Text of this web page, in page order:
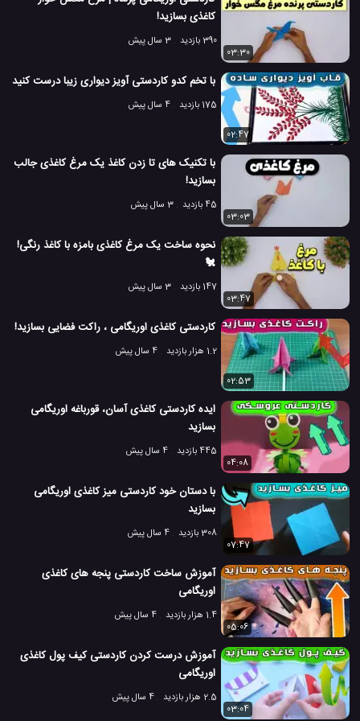
کاغذی بسازید!
390 بازدید
3 سال پیش
03:30
با تخم کدو کاردستی آویز دیواری زیبا درست کنید
175 بازدید 4 سال پیش
02:47
با تکنیک های تا زدن کاغذ یک مرغ کاغذی جالب
بسازید!
45 بازدید
3 سال پیش
03:03
نحوه ساخت یک مرغ کاغذی بامزه با کاغذ رنگی!
🐔
147 بازدید
3 سال پیش
03:47
کاردستی کاغذی اوریگامی ، راکت فضایی بسازید!
1.2 هزار بازدید 4 سال پیش
02:53
ایده کاردستی کاغذی آسان، قورباغه اوریگامی
بسازید
445 بازدید
4 سال پیش
04:08
با دستان خود کاردستی میز کاغذی اوریگامی
بسازید
308 بازدید
4 سال پیش
07:47
آموزش ساخت کاردستی پنجه های کاغذی
اوریگامی
1.4 هزار بازدید
4 سال پیش
05:06
آموزش درست کردن کاردستی کیف پول کاغذی
اوریگامی
2.5 هزار بازدید
4 سال پیش
03:04